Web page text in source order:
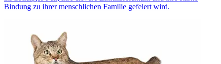
Bindung zu ihrer menschlichen Familie gefeiert wird.